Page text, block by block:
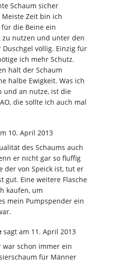
Schaum sicher
Zeit bin ich
die Beine ein
zu nutzen und unter den
völlig. Einzig für
ich mehr Schutz.
hält der Schaum
halbe Ewigkeit. Was ich
und an nutze, ist die
die sollte ich auch mal
10. April 2013
des Schaums auch
er nicht gar so fluffig
der von Speick ist, tut er
gut. Eine weitere Flasche
kaufen, um
mein Pumpspender ein
sagt am 11. April 2013
war schon immer ein
für Männer